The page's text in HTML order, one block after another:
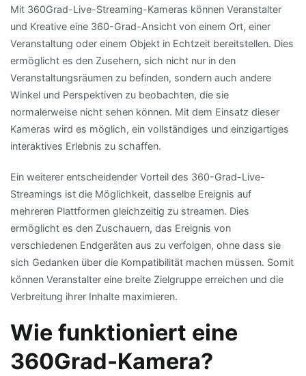
Mit 360Grad-Live-Streaming-Kameras können Veranstalter
und Kreative eine 360-Grad-Ansicht von einem Ort, einer
Veranstaltung oder einem Objekt in Echtzeit bereitstellen. Dies
ermöglicht es den Zusehern, sich nicht nur in den
Veranstaltungsräumen zu befinden, sondern auch andere
Winkel und Perspektiven zu beobachten, die sie
normalerweise nicht sehen können. Mit dem Einsatz dieser
Kameras wird es möglich, ein vollständiges und einzigartiges
interaktives Erlebnis zu schaffen.
Ein weiterer entscheidender Vorteil des 360-Grad-Live-
Streamings ist die Möglichkeit, dasselbe Ereignis auf
mehreren Plattformen gleichzeitig zu streamen. Dies
ermöglicht es den Zuschauern, das Ereignis von
verschiedenen Endgeräten aus zu verfolgen, ohne dass sie
sich Gedanken über die Kompatibilität machen müssen. Somit
können Veranstalter eine breite Zielgruppe erreichen und die
Verbreitung ihrer Inhalte maximieren.
Wie funktioniert eine
360Grad-Kamera?